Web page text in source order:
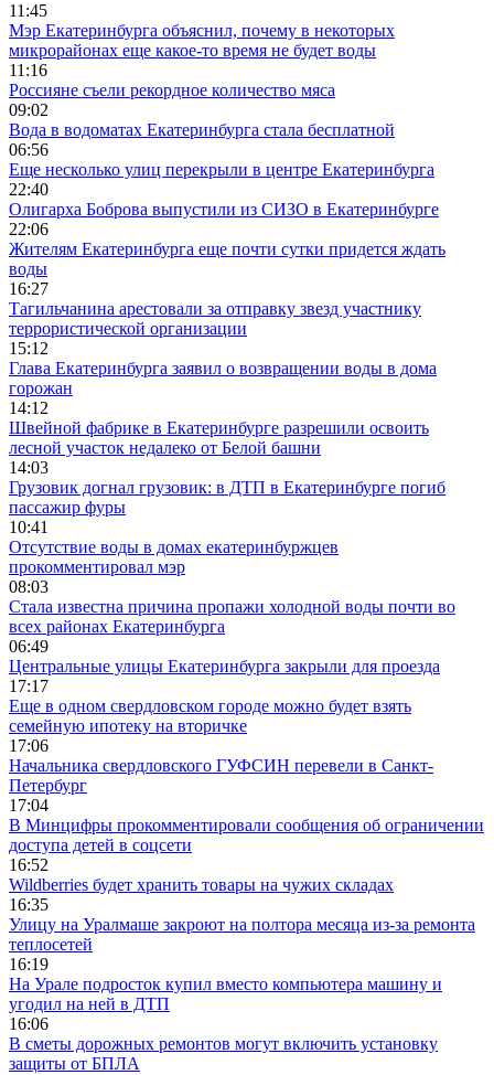
11:45
Мэр Екатеринбурга объяснил, почему в некоторых
микрорайонах еще какое-то время не будет воды
11:16
Россияне съели рекордное количество мяса
09:02
Вода в водоматах Екатеринбурга стала бесплатной
06:56
Еще несколько улиц перекрыли в центре Екатеринбурга
22:40
Олигарха Боброва выпустили из СИЗО в Екатеринбурге
22:06
Жителям Екатеринбурга еще почти сутки придется ждать
воды
16:27
Тагильчанина арестовали за отправку звезд участнику
террористической организации
15:12
Глава Екатеринбурга заявил о возвращении воды в дома
горожан
14:12
Швейной фабрике в Екатеринбурге разрешили освоить
лесной участок недалеко от Белой башни
14:03
Грузовик догнал грузовик: в ДТП в Екатеринбурге погиб
пассажир фуры
10:41
Отсутствие воды в домах екатеринбуржцев
прокомментировал мэр
08:03
Стала известна причина пропажи холодной воды почти во
всех районах Екатеринбурга
06:49
Центральные улицы Екатеринбурга закрыли для проезда
17:17
Еще в одном свердловском городе можно будет взять
семейную ипотеку на вторичке
17:06
Начальника свердловского ГУФСИН перевели в Санкт-
Петербург
17:04
В Минцифры прокомментировали сообщения об ограничении
доступа детей в соцсети
16:52
Wildberries будет хранить товары на чужих складах
16:35
Улицу на Уралмаше закроют на полтора месяца из-за ремонта
теплосетей
16:19
На Урале подросток купил вместо компьютера машину и
угодил на ней в ДТП
16:06
В сметы дорожных ремонтов могут включить установку
защиты от БПЛА